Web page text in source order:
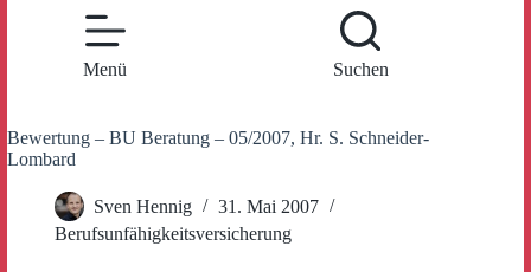
Menü Suchen
Bewertung – BU Beratung – 05/2007, Hr. S. Schneider-
Lombard
Sven Hennig
31. Mai 2007
Berufsunfähigkeitsversicherung